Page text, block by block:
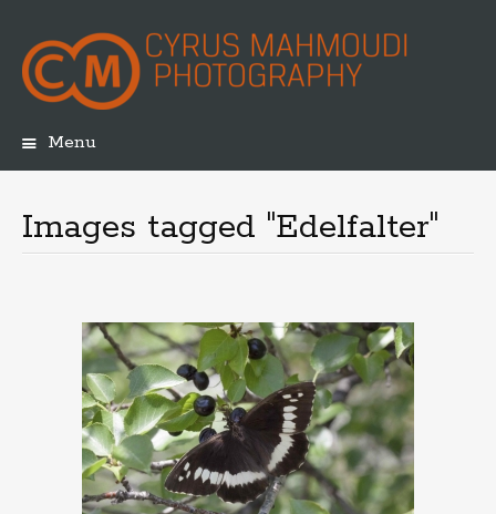
Menu
Images tagged "Edelfalter"